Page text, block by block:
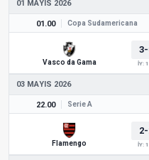
01 MAYIS 2026
01.00 Copa Sudamericana
Vasco da Gama İY:
03 MAYIS 2026
22.00 Serie A
Flamengo İY: